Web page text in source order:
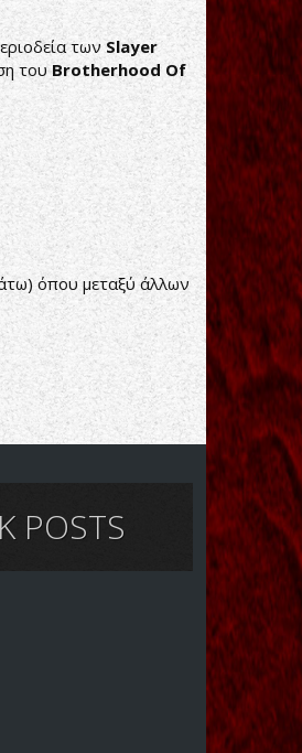
τωνSlayer
τουBrotherhood Of
όπου μεταξύ άλλων
POSTS